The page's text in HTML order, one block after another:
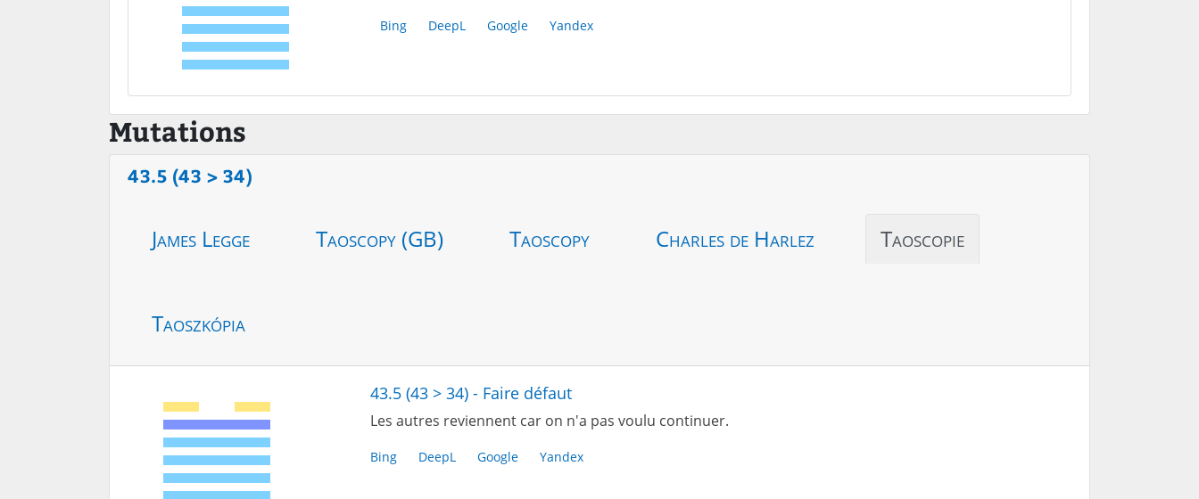
Bing DeepL Google Yandex
Mutations
43.5 (43 > 34)
James Legge Taoscopy (GB) Taoscopy Charles de Harlez Taoscopie
Taoszkópia
43.5 (43 > 34) - Faire défaut
Les autres reviennent car on n'a pas voulu continuer.
Bing DeepL Google Yandex